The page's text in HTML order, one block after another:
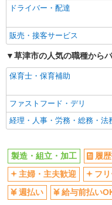
ドライバー・配達
販売・接客サービス
草津市の人気の職種から
保育士・保育補助
ファストフード・デリ
経理・人事・労務・総務・法
製造・組立・加工 履
主婦・主夫歓迎
フ
週払い
給与前払い